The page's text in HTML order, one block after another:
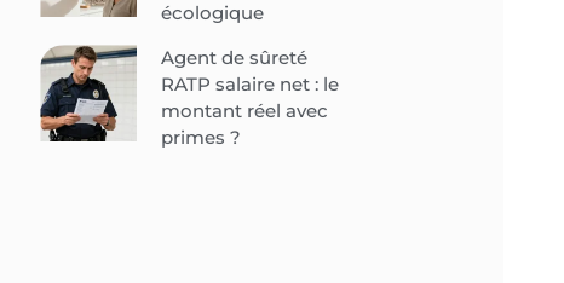
écologique
Agent de sûreté
RATP salaire net : le
montant réel avec
primes ?